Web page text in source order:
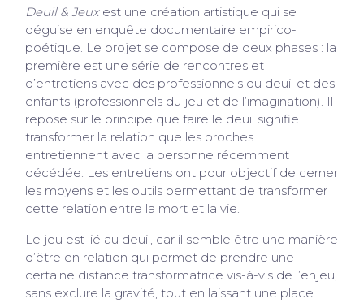
Deuil & Jeuxest une création artistique qui se
déguise en enquête documentaire empirico-
poétique. Le projet se compose de deux phases : la
première est une série de rencontres et
d’entretiens avec des professionnels du deuil et des
enfants (professionnels du jeu et de l’imagination). Il
repose sur le principe que faire le deuil signifie
transformer la relation que les proches
entretiennent avec la personne récemment
décédée. Les entretiens ont pour objectif de cerner
les moyens et les outils permettant de transformer
cette relation entre la mort et la vie.
Le jeu est lié au deuil, car il semble être une manière
d’être en relation qui permet de prendre une
certaine distance transformatrice vis-à-vis de l’enjeu,
sans exclure la gravité, tout en laissant une place